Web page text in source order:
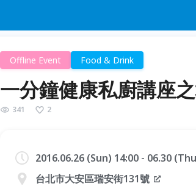
Offline Event Food & Drink
一分鐘健康私廚講座
341 2
2016.06.26 (Sun) 14:00 - 06.30
台北市大安區瑞安街131號